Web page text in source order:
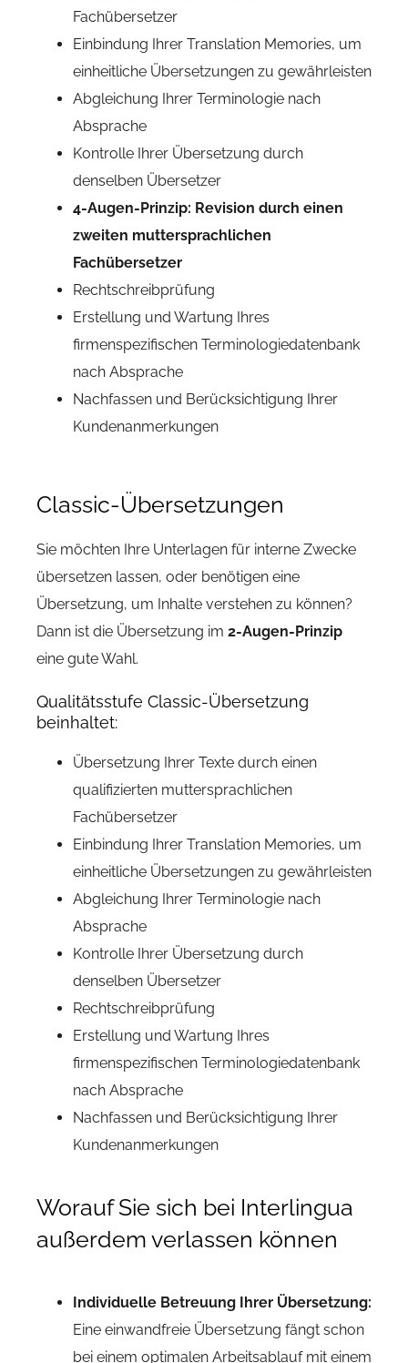
Fachübersetzer
Einbindung Ihrer Translation Memories, um
einheitliche Übersetzungen zu gewährleisten
Abgleichung Ihrer Terminologie nach
Absprache
Kontrolle Ihrer Übersetzung durch
denselben Übersetzer
4-Augen-Prinzip: Revision durch einen
zweiten muttersprachlichen
Fachübersetzer
Rechtschreibprüfung
Erstellung und Wartung Ihres
firmenspezifischen Terminologiedatenbank
nach Absprache
Nachfassen und Berücksichtigung Ihrer
Kundenanmerkungen
Classic-Übersetzungen
Sie möchten Ihre Unterlagen für interne Zwecke
übersetzen lassen, oder benötigen eine
Übersetzung, um Inhalte verstehen zu können?
Dann ist die Übersetzung im 2-Augen-Prinzip
eine gute Wahl.
Qualitätsstufe Classic-Übersetzung
beinhaltet:
Übersetzung Ihrer Texte durch einen
qualifizierten muttersprachlichen
Fachübersetzer
Einbindung Ihrer Translation Memories, um
einheitliche Übersetzungen zu gewährleisten
Abgleichung Ihrer Terminologie nach
Absprache
Kontrolle Ihrer Übersetzung durch
denselben Übersetzer
Rechtschreibprüfung
Erstellung und Wartung Ihres
firmenspezifischen Terminologiedatenbank
nach Absprache
Nachfassen und Berücksichtigung Ihrer
Kundenanmerkungen
Worauf Sie sich bei Interlingua
außerdem verlassen können
Individuelle Betreuung Ihrer Übersetzung:
Eine einwandfreie Übersetzung fängt schon
bei einem optimalen Arbeitsablauf mit einem